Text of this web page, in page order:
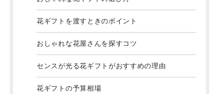
花ギフトを渡すときのポイント
おしゃれな花屋さんを探すコツ
センスが光る花ギフトがおすすめの理由
花ギフトの予算相場